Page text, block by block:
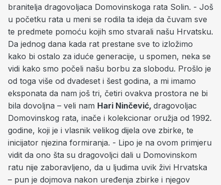
branitelja dragovoljaca Domovinskoga rata Solin. - Još
u početku rata u meni se rodila ta ideja da čuvam sve
te predmete pomoću kojih smo stvarali našu Hrvatsku.
Da jednog dana kada rat prestane sve to izložimo
kako bi ostalo za iduće generacije, u spomen, neka se
vidi kako smo počeli našu borbu za slobodu. Prošlo je
od toga više od dvadeset i šest godina, a mi imamo
eksponata da nam još tri, četiri ovakva prostora ne bi
bila dovoljna – veli nam Hari Ninčević, dragovoljac
Domovinskog rata, inače i kolekcionar oružja od 1992.
godine, koji je i vlasnik velikog dijela ove zbirke, te
inicijator njezina formiranja. - Lipo je na ovom primjeru
vidit da ono šta su dragovoljci dali u Domovinskom
ratu nije zaboravljeno, da u ljudima uvik živi Hrvatska
– pun je dojmova nakon uređenja zbirke i njegov